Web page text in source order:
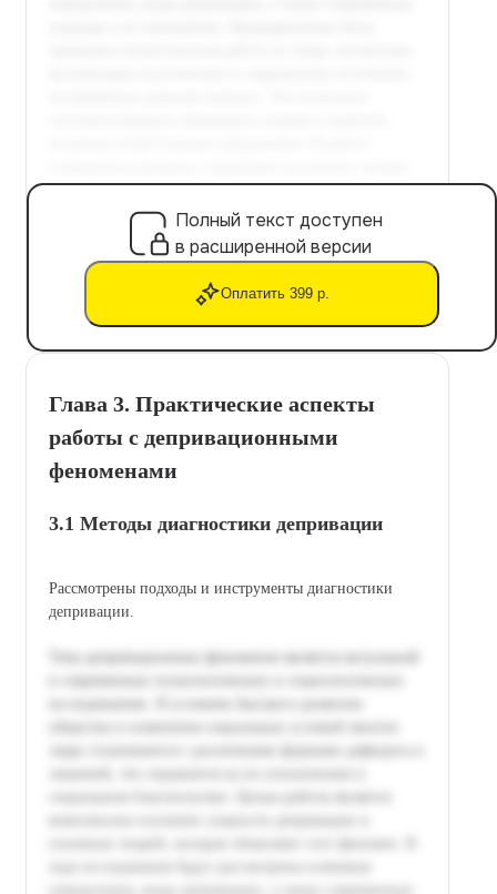
Полный текст доступен
в расширенной версии
Оплатить 399 р.
Глава 3. Практические аспекты
работы с депривационными
феноменами
3.1 Методы диагностики депривации
Рассмотрены подходы и инструменты диагностики
депривации.